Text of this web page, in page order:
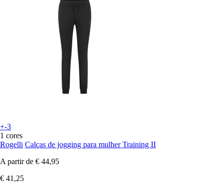
+-3
1 cores
Rogelli Calças de jogging para mulher Training II
A partir de € 44,95
€ 41,25